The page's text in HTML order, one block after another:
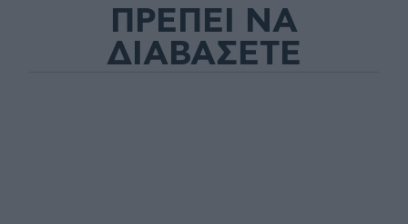
ΠΡΕΠΕΙ ΝΑ
ΔΙΑΒΑΣΕΤΕ